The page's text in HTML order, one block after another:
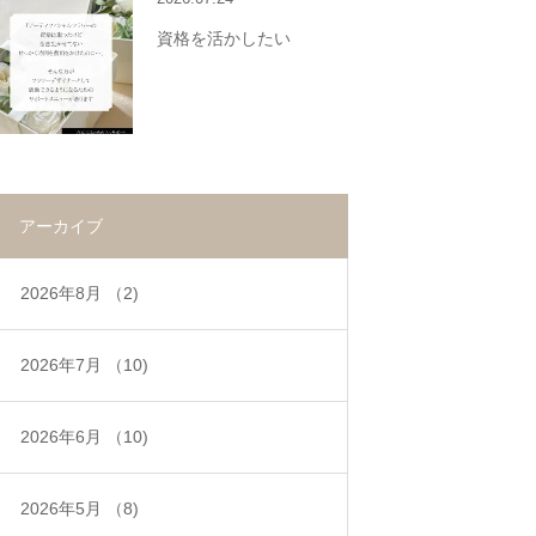
資格を活かしたい
アーカイブ
2026年8月 （2)
2026年7月 （10)
2026年6月 （10)
2026年5月 （8)